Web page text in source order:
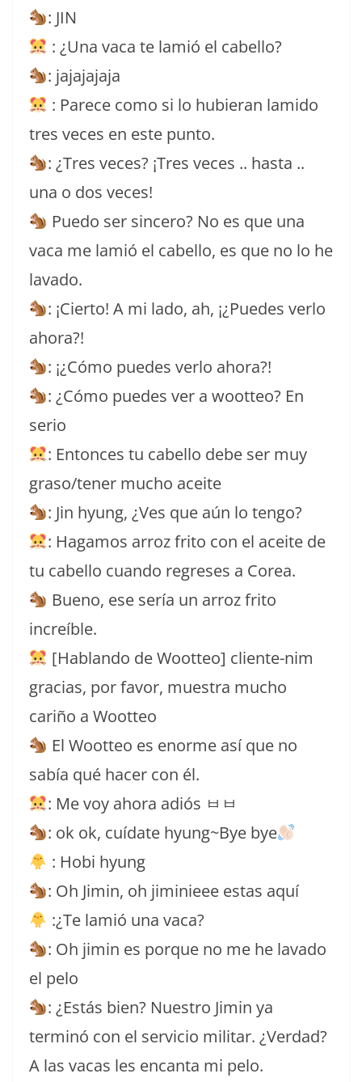
: JIN
: ¿Una vaca te lamió el cabello?
: jajajajaja
: Parece como si lo hubieran lamido
tres veces en este punto.
: ¿Tres veces? ¡Tres veces .. hasta ..
una o dos veces!
Puedo ser sincero? No es que una
vaca me lamió el cabello, es que no lo he
lavado.
: ¡Cierto! A mi lado, ah, ¡¿Puedes verlo
ahora?!
: ¡¿Cómo puedes verlo ahora?!
: ¿Cómo puedes ver a wootteo? En
serio
: Entonces tu cabello debe ser muy
graso/tener mucho aceite
: Jin hyung, ¿Ves que aún lo tengo?
: Hagamos arroz frito con el aceite de
tu cabello cuando regreses a Corea.
Bueno, ese sería un arroz frito
increíble.
[Hablando de Wootteo] cliente-nim
gracias, por favor, muestra mucho
cariño a Wootteo
El Wootteo es enorme así que no
sabía qué hacer con él.
: Me voy ahora adiós ㅂㅂ
: ok ok, cuídate hyung~Bye bye
: Hobi hyung
: Oh Jimin, oh jiminieee estas aquí
:¿Te lamió una vaca?
: Oh jimin es porque no me he lavado
el pelo
: ¿Estás bien? Nuestro Jimin ya
terminó con el servicio militar. ¿Verdad?
A las vacas les encanta mi pelo.